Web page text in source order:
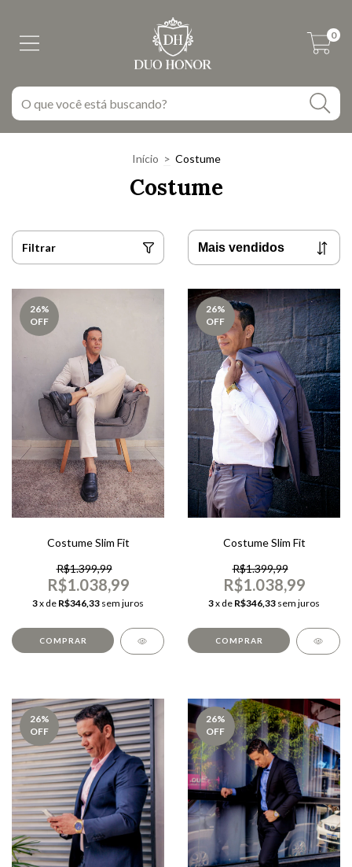
0
Início > Costume
Costume
Filtrar
26%
OFF
Costume Slim Fit
R$1.399,99
R$1.038,99
3x de R$346,33 sem juros
COMPRAR
26%
OFF
Costume Slim Fit
R$1.399,99
R$1.038,99
3x de R$346,33 sem juros
COMPRAR
26%
OFF
26%
OFF